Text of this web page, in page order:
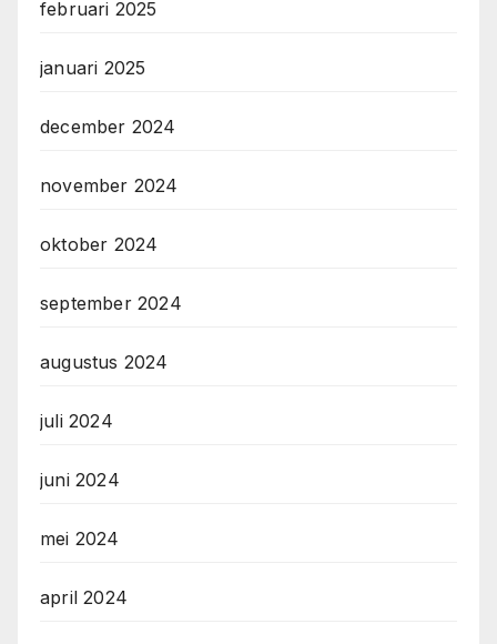
februari 2025
januari 2025
december 2024
november 2024
oktober 2024
september 2024
augustus 2024
juli 2024
juni 2024
mei 2024
april 2024